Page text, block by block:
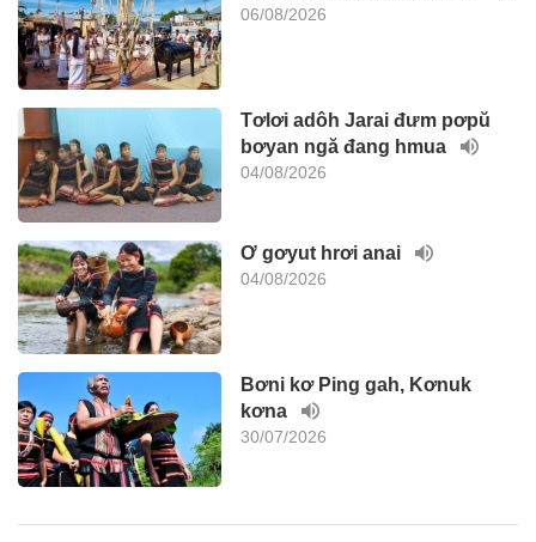
06/08/2026
Tơlơi adôh Jarai đưm pơpŭ
bơyan ngă đang hmua
04/08/2026
Ơ gơyut hrơi anai
04/08/2026
Bơni kơ Ping gah, Kơnuk
kơna
30/07/2026